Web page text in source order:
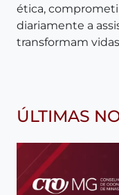
ética,
diariamente a
transformam
ÚLTIMAS